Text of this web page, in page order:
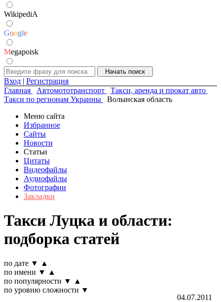
WikipediA
Google
Megapoisk
Вход | Регистрация
Главная
Автомототранспорт
Такси, аренда и прокат авто
Такси по регионам Украины
Волынская область
Меню сайта
Избранное
Сайты
Новости
Статьи
Цитаты
Видеофайлы
Аудиофайлы
Фотографии
Закладки
Такси Луцка и области:
подборка статей
по дате ▼
▲
по имени ▼
▲
по популярности ▼
▲
по уровню сложности ▼
04.07.2011